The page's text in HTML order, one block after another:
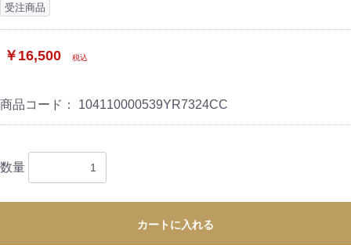
受注商品
￥16,500 税込
商品コード： 104110000539YR7324CC
数量
カートに入れる